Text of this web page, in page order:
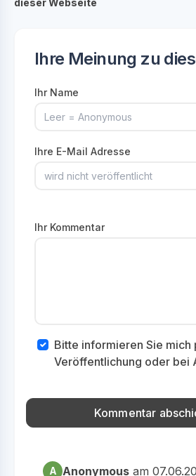
Ihre Meinung zu
Ihr Name
Ihre E-Mail Adresse
Ihr Kommentar
Bitte informieren Sie mich
Veröffentlichung oder bei
A Anonymous am